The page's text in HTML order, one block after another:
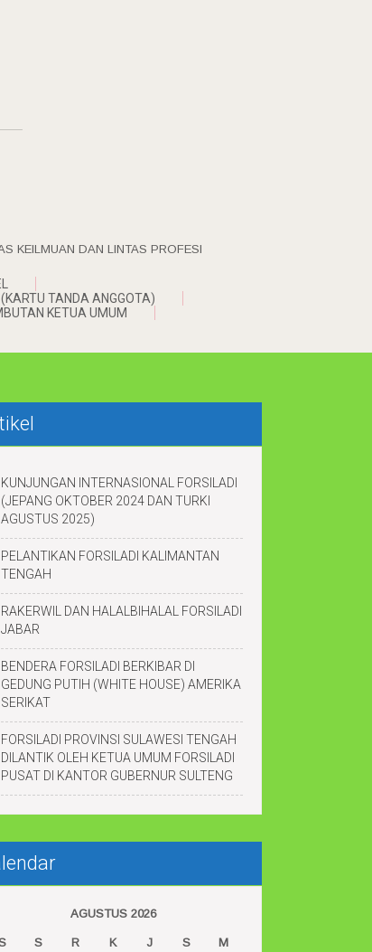
KEILMUAN DAN LINTAS PROFESI
(KARTU TANDA ANGGOTA)
KETUA UMUM
KUNJUNGAN INTERNASIONAL FORSILADI
(JEPANG OKTOBER 2024 DAN TURKI
AGUSTUS 2025)
PELANTIKAN FORSILADI KALIMANTAN
TENGAH
RAKERWIL DAN HALALBIHALAL FORSILADI
JABAR
BENDERA FORSILADI BERKIBAR DI
GEDUNG PUTIH (WHITE HOUSE) AMERIKA
SERIKAT
FORSILADI PROVINSI SULAWESI TENGAH
DILANTIK OLEH KETUA UMUM FORSILADI
PUSAT DI KANTOR GUBERNUR SULTENG
AGUSTUS 2026
S R K J S
M